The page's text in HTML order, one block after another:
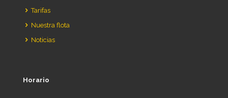
Tarifas
Nuestra flota
Noticias
Horario